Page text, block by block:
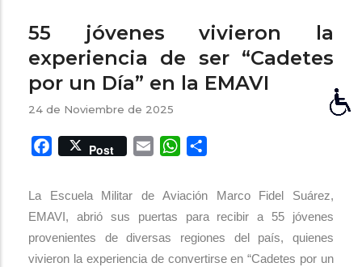
55 jóvenes vivieron la
experiencia de ser “Cadetes
por un Día” en la EMAVI
24 de Noviembre de 2025
Facebook
Post Email WhatsApp
La Escuela Militar de Aviación Marco Fidel Suárez,
EMAVI, abrió sus puertas para recibir a 55 jóvenes
provenientes de diversas regiones del país, quienes
vivieron la experiencia de convertirse en “Cadetes por un